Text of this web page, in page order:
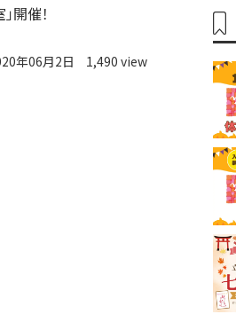
開催！
年06月2日 1,490 view